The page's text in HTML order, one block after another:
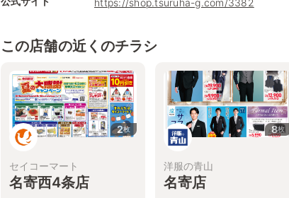
https://shop.tsuruha-g.com/3382
この店舗の近くのチラシ
2枚
セイコーマート
名寄西4条店
8枚
洋服の青山
名寄店